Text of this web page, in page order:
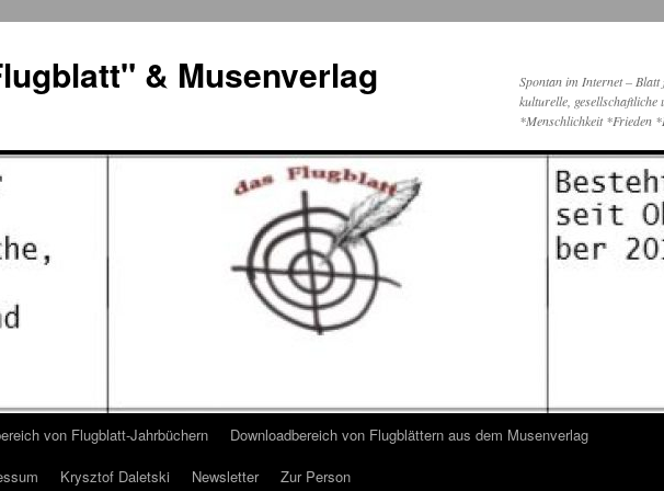
& Musenverlag
Spontan im Internet – Blatt
kulturelle, gesellschaftliche
*Menschlichkeit *Frieden
von Flugblatt-Jahrbüchern
Downloadbereich von Flugblättern aus dem Musenverlag
Krysztof Daletski Newsletter Zur Person